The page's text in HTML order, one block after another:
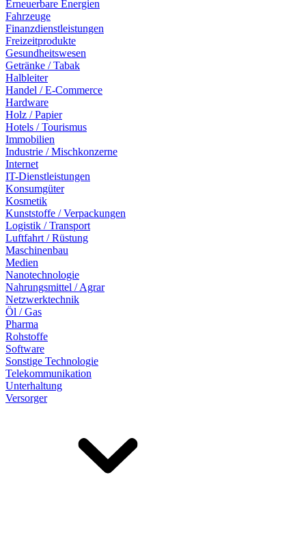
Erneuerbare Energien
Fahrzeuge
Finanzdienstleistungen
Freizeitprodukte
Gesundheitswesen
Getränke / Tabak
Halbleiter
Handel / E-Commerce
Hardware
Holz / Papier
Hotels / Tourismus
Immobilien
Industrie / Mischkonzerne
Internet
IT-Dienstleistungen
Konsumgüter
Kosmetik
Kunststoffe / Verpackungen
Logistik / Transport
Luftfahrt / Rüstung
Maschinenbau
Medien
Nanotechnologie
Nahrungsmittel / Agrar
Netzwerktechnik
Öl / Gas
Pharma
Rohstoffe
Software
Sonstige Technologie
Telekommunikation
Unterhaltung
Versorger